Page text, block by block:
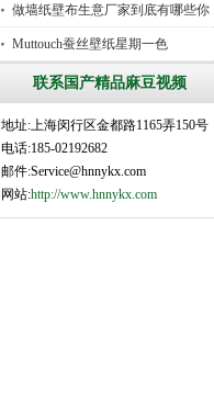
行
做墙纸壁布生意厂家到底有哪些你
所
Muttouch蚕丝壁纸星期一色
联系国产精品麻豆视频
地址:上海闵行区金都路1165弄150号
电话:185-02192682
邮件:Service@hnnykx.com
网站:http://www.hnnykx.com